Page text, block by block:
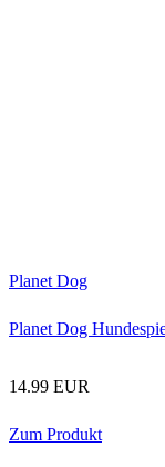
Planet Dog
Planet Dog
14.99 EUR
Zum Produkt